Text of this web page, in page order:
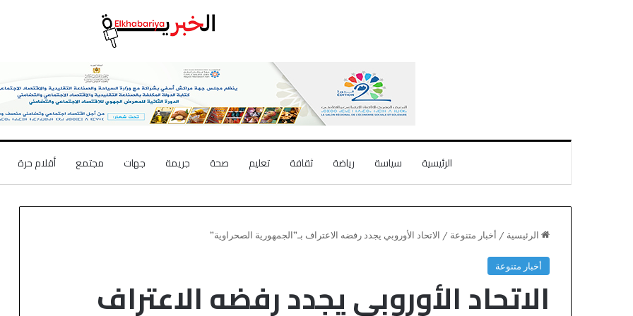
الرئيسية سياسة رياضة ثقافة تعليم صحة جريمة جهات مجتمع أقلام حرة
الرئيسية / أخبار متنوعة / الاتحاد الأوروبي يجدد رفضه الاعتراف بـ”الجمهورية الصحراوية”
أخبار متنوعة
الاتحاد الأوروبي يجدد رفضه الاعتراف